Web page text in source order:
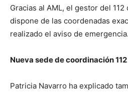
Gracias al AML, el gestor del
dispone de las coordenadas
realizado el aviso de emergencia.
Nueva sede de coordinación
Patricia Navarro ha explicado